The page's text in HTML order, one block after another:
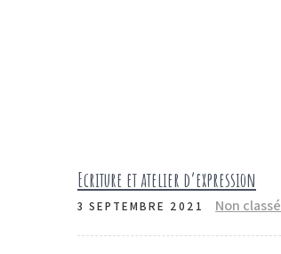
Ecriture et atelier d’expression
3 SEPTEMBRE 2021 Non classé